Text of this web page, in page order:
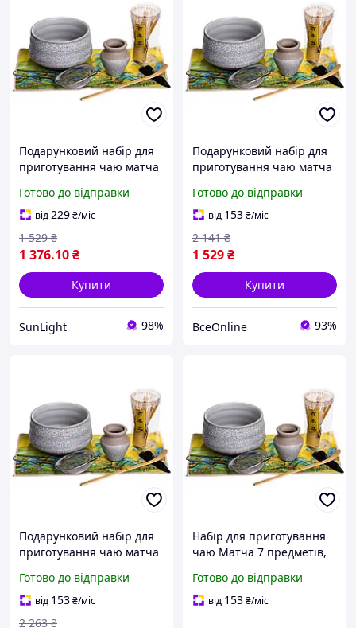
Подарунковий набір для
приготування чаю матча
санлайт
Готово до відправки
від229₴/міс
1 376.10₴
1 529 ₴
Купити
SunLight 98%
Подарунковий набір для
приготування чаю матча
Готово до відправки
від 153₴/міс
1 529₴
2 141 ₴
Купити
ВсеOnline 93%
Подарунковий набір для
приготування чаю матча
Готово до відправки
від 153₴/міс
2 263 ₴
Набір для приготування
чаю Матча 7 предметів,
бамбук для чайної
церемонії
Готово до відправки
від 153₴/міс